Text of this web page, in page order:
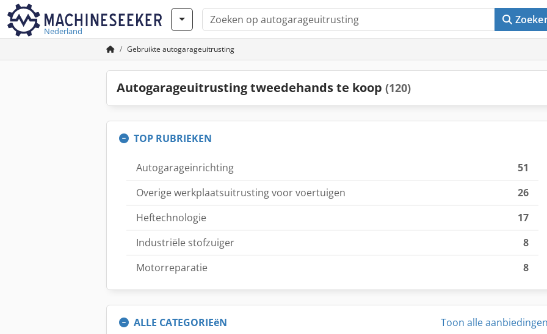
Nederland
Gebruikte autogarageuitrusting
Autogarageuitrusting tweedehands te koop (120)
TOP RUBRIEKEN
Autogarageinrichting
51
Overige werkplaatsuitrusting voor voertuigen
26
Heftechnologie
17
Industriële stofzuiger
8
Motorreparatie
8
ALLE CATEGORIEëN Toon alle